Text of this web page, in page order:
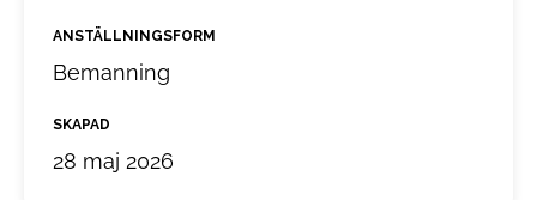
ANSTÄLLNINGSFORM
Bemanning
SKAPAD
28 maj 2026